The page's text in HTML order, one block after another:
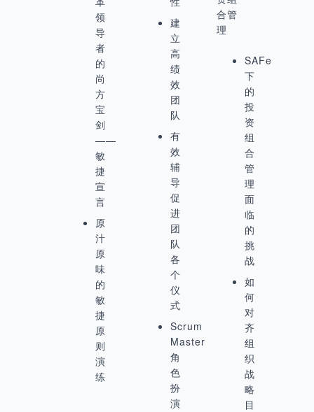
领
导
者
的
尚
方
宝
剑
——
敏
捷
宣
言
原
汁
原
味
的
敏
捷
原
则
演
练
建
立
高
绩
效
团
队
有
效
辅
导
促
进
团
队
各
个
仪
式
Scrum
Master
角
色
扮
演
合管
理
SAFe
下
的
投
资
组
合
管
理
面
临
的
挑
战
如
何
对
齐
组
织
战
略
目